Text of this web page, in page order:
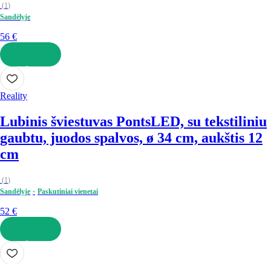
(1)
Sandėlyje
56 €
Į KREPŠELĮ
Reality
Lubinis šviestuvas PontsLED, su tekstiliniu
gaubtu, juodos spalvos, ø 34 cm, aukštis 12
cm
(1)
Sandėlyje
Paskutiniai vienetai
52 €
Į KREPŠELĮ